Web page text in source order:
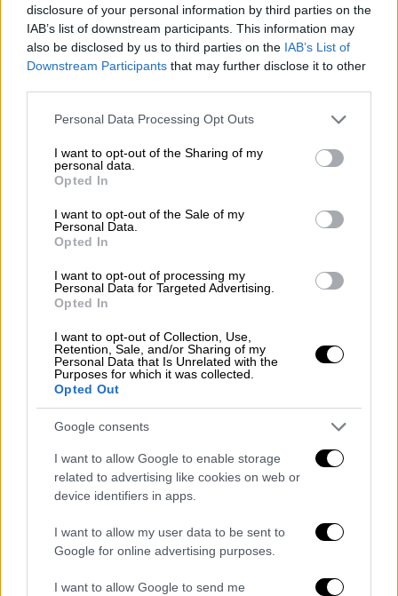
disclosure of your personal information by third parties on the
IAB’s list of downstream participants. This information may
also be disclosed by us to third parties on the IAB’s List of
Downstream Participants that may further disclose it to other
Please note that this website/app uses one or more Google
not limited to your visit or usage behaviour. You may click to
grant or deny consent to Google and its third-party tags to
use your data for below specified purposes in below Google
consent section.
Personal Data Processing Opt Outs
I want to opt-out of the Sharing of my
personal data.
Opted In
I want to opt-out of the Sale of my
Personal Data.
Opted In
I want to opt-out of processing my
Personal Data for Targeted Advertising.
Opted In
I want to opt-out of Collection, Use,
Retention, Sale, and/or Sharing of my
Personal Data that Is Unrelated with the
Purposes for which it was collected.
Opted Out
Google consents
I want to allow Google to enable storage
related to advertising like cookies on web or
device identifiers in apps.
I want to allow my user data to be sent to
Google for online advertising purposes.
I want to allow Google to send me
Ελλάδα|06.10.2025 22:28
Global Sumud Flotilla: «Μας
ταλαιπώρησαν, χωρίς φαΐ, χωρίς νερό,
βρωμιά», καταγγέλλουν οι ακτιβιστές
για το Ισραήλ
Η άφιξη των ακτιβιστών της ειρηνικής
αποστολής για ανθρωπιστική βοήθεια στη
Λωρίδα της Γάζα, απαντήθηκε με μαζική
παρουσία αλληλέγγυων στο αεροδρόμιο